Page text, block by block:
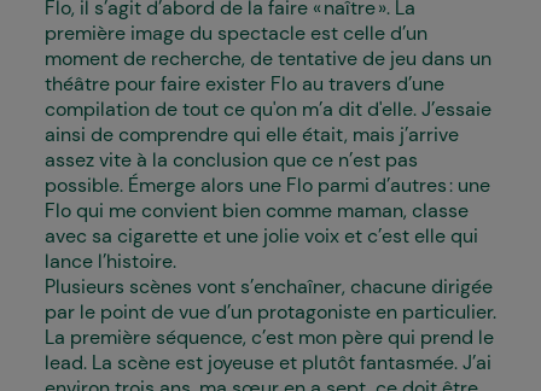
Flo, il s’agit d’abord de la faire « naître ». La
première image du spectacle est celle d’un
moment de recherche, de tentative de jeu dans un
théâtre pour faire exister Flo au travers d’une
compilation de tout ce qu'on m’a dit d'elle. J’essaie
ainsi de comprendre qui elle était, mais j’arrive
assez vite à la conclusion que ce n’est pas
possible. Émerge alors une Flo parmi d’autres : une
Flo qui me convient bien comme maman, classe
avec sa cigarette et une jolie voix et c’est elle qui
lance l’histoire.
Plusieurs scènes vont s’enchaîner, chacune dirigée
par le point de vue d’un protagoniste en particulier.
La première séquence, c’est mon père qui prend le
lead. La scène est joyeuse et plutôt fantasmée. J’ai